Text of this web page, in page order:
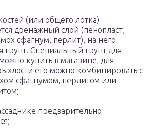
(или общего лотка)
дренажный слой (пенопласт,
сфагнум, перлит), на него
грунт. Специальный грунт для
купить в магазине, для
его можно комбинировать с
сфагнумом, перлитом или
предварительно